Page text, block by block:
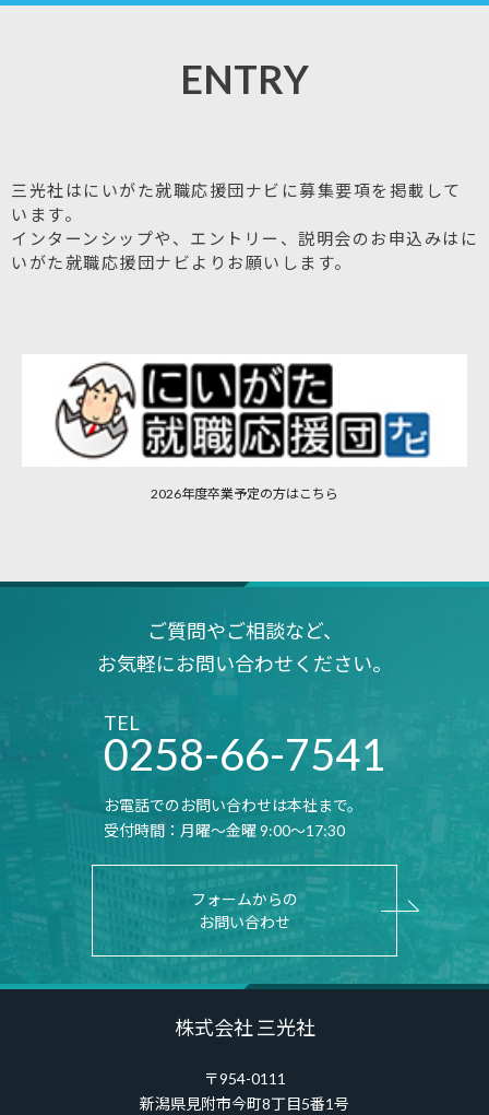
ENTRY
三光社はにいがた就職応援団ナビに募集要項を掲載して
います。
インターンシップや、エントリー、説明会のお申込みはに
いがた就職応援団ナビよりお願いします。
2026年度卒業予定の方はこちら
ご質問やご相談など、
お気軽にお問い合わせください。
TEL
0258-66-7541
お電話でのお問い合わせは本社まで。
受付時間：月曜～金曜 9:00～17:30
フォームからの
お問い合わせ
株式会社 三光社
〒954-0111
新潟県見附市今町8丁目5番1号